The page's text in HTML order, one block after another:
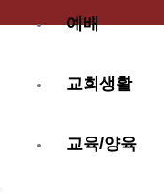
예배
교회생활
교육/양육